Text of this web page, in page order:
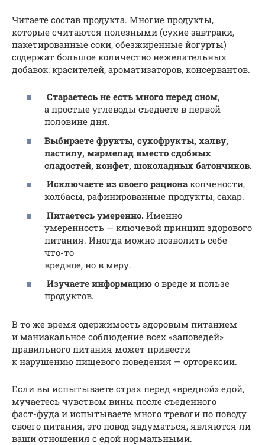
Читаете состав продукта. Многие продукты,
которые считаются полезными (сухие завтраки,
пакетированные соки, обезжиренные йогурты)
содержат большое количество нежелательных
добавок: красителей, ароматизаторов, консервантов.
Стараетесь не есть много перед сном,
а простые углеводы съедаете в первой
половине дня.
Выбираете фрукты, сухофрукты, халву,
пастилу, мармелад вместо сдобных
сладостей, конфет, шоколадных батончиков.
Исключаете из своего рационакопчености,
колбасы, рафинированные продукты, сахар.
Питаетесь умеренно. Именно
умеренность — ключевой принцип здорового
питания. Иногда можно позволить себе
что-то
вредное, но в меру.
Изучаете информацию о вреде и пользе
продуктов.
В то же время одержимость здоровым питанием
и маниакальное соблюдение всех «заповедей»
правильного питания может привести
к нарушению пищевого поведения — орторексии.
Если вы испытываете страх перед «вредной» едой,
мучаетесь чувством вины после съеденного
фаст-фуда и испытываете много тревоги по поводу
своего питания, это повод задуматься, являются ли
ваши отношения с едой нормальными.